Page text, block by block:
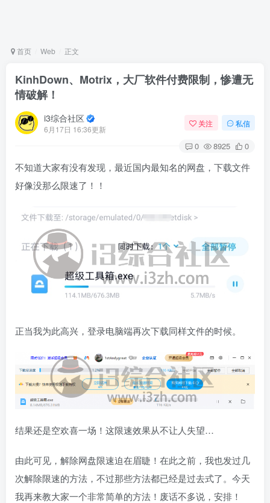
首页 Web 正文
KinhDown、Motrix，大厂软件付费限制，惨遭无
情破解！
i3综合社区
6月17日 16:36更新
关注 私信
0 8925 0
不知道大家有没有发现，最近国内最知名的网盘，下载文件
好像没那么限速了！！
正当我为此高兴，登录电脑端再次下载同样文件的时候。
结果还是空欢喜一场！这限速效果从不让人失望…
由此可见，解除网盘限速迫在眉睫！在此之前，我也发过几
次解除限速的方法，不过那些方法都已经是过去式了。今天
我再来教大家一个非常简单的方法！废话不多说，安排！